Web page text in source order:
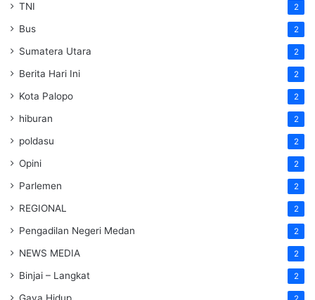
TNI 2
Bus 2
Sumatera Utara 2
Berita Hari Ini 2
Kota Palopo 2
hiburan 2
poldasu 2
Opini 2
Parlemen 2
REGIONAL 2
Pengadilan Negeri Medan 2
NEWS MEDIA 2
Binjai – Langkat 2